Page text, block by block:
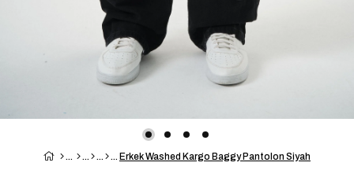
Erkek Washed Kargo Baggy Pantolon Siyah